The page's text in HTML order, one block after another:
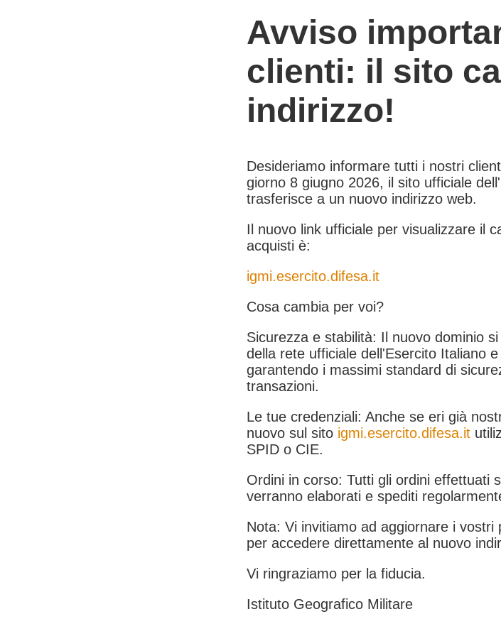
Avviso
clienti: il sito
indirizzo!
Desideriamo informare tutti i nostri
giorno 8 giugno 2026, il sito ufficiale
trasferisce a un nuovo indirizzo web.
Il nuovo link ufficiale per visualizzare il
acquisti è:
igmi.esercito.difesa.it
Cosa cambia per voi?
Sicurezza e stabilità: Il nuovo dominio
della rete ufficiale dell'Esercito Italiano
garantendo i massimi standard di
transazioni.
Le tue credenziali: Anche se eri già
nuovo sul sito igmi.esercito.difesa.it
SPID o CIE.
Ordini in corso: Tutti gli ordini effettuati
verranno elaborati e spediti
Nota: Vi invitiamo ad aggiornare i
per accedere direttamente al nuovo
Vi ringraziamo per la fiducia.
Istituto Geografico Militare